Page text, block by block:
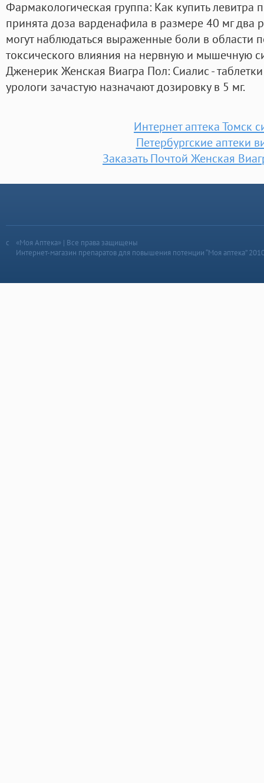
Фармакологическая группа: Как купить левитра
принята доза варденафила в размере 40 мг два
могут наблюдаться выраженные боли в области
токсического влияния на нервную и мышечную
Дженерик Женская Виагра Пол: Сиалис -
урологи зачастую назначают дозировку в 5 мг.
Интернет аптека Томск
Петербургские аптеки
Заказать Почтой Женская
«Моя Аптека» | Все права защищены
Интернет-магазин препаратов для повышения потенции “Моя аптека”